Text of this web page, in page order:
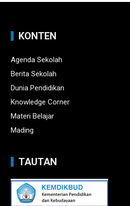
KONTEN
Agenda Sekolah
Berita Sekolah
Dunia Pendidikan
Knowledge Corner
Materi Belajar
Mading
TAUTAN